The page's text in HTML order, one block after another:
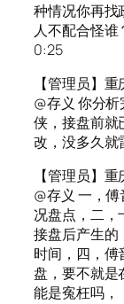
种情况你再找
人不配合怪谁
0:25
【管理员】
@存义 你分
侠，接盘前就
改，没多久就
【管理员】
@存义 一，
况盘点，二，
接盘后产生的
时间，四，傅
盘，要不就是
能是寃枉吗，